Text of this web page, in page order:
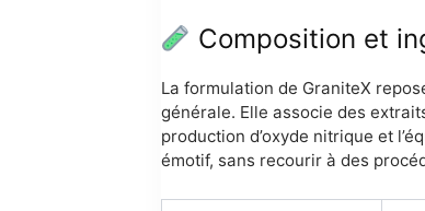
Composition et
La formulation de GraniteX
générale. Elle associe des
production d’oxyde nitrique et
émotif, sans recourir à des